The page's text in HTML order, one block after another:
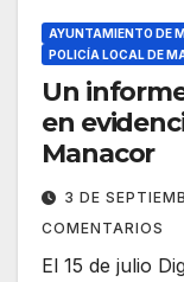
AYUNTAMIENTO DE
POLICÍA LOCAL DE
Un
en
Manacor
3 DE
COMENTARIOS
El 15 de julio